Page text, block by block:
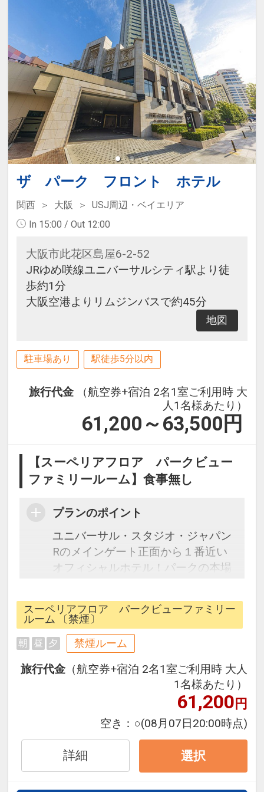
ザ パーク フロント ホテル
関西 大阪
USJ周辺・ベイエリア
In 15:00 / Out 12:00
大阪市此花区島屋6-2-52
JRゆめ咲線ユニバーサルシティ駅より徒
歩約1分
大阪空港よりリムジンバスで約45分
地図
駐車場あり 駅徒歩5分以内
旅行代金
（航空券+宿泊 2名1室ご利用時 大
人1名様あたり）
61,200～63,500 円
【スーペリアフロア パークビュー
ファミリールーム】食事無し
プランのポイント
ユニバーサル・スタジオ・ジャパン
Rのメインゲート正面から１番近い
オフィシャルホテル！パークの本場
は、ニューヨークのブロードウェイ
をイメージしたロビー、JFK空港の
滑走路の様な通路、ラスベガスのカ
ジノをデザインした空間やLAを彷彿
させるエントランス等パークでの世
界観をそのままお楽しみいただけま
す。タイムマシンさながらの光のエ
レベーターに乗っていざ客室へ！
SDG'sにも配慮した快適な滞在をお
楽しみいただけます。
スーペリアフロア パークビューファミリー
ルーム 〔禁煙〕
朝 昼 夕 禁煙ルーム
旅行代金 （航空券+宿泊 2名1室ご利用時 大人
1名様あたり）
61,200円
空き： ○(08月07日20:00時点)
詳細 選択